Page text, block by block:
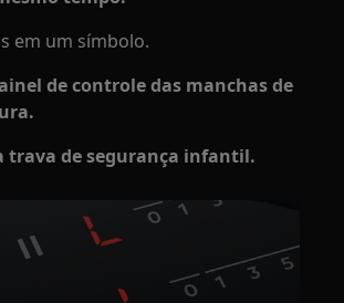
em um símbolo.
de controle das manchas de
trava de segurança infantil.